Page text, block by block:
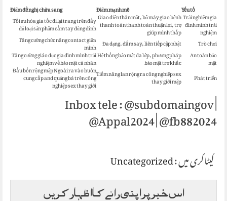
Yếu tố
Điểm mạnh mẽ
Điểm đề nghị chữa sang Trải nghiệm gia
đình mình trải
nghiệm
Giao diện thân mật, bộ máy giao bệnh
thanh toán thanh toán thuận lợi, trợ
giúp mình thấp
Tối ưu hóa gia tốc đi lại trang trên đầy
đủ loại sản phẩm cầm tay đủng đỉnh
Trò chơi
Đa dạng, đắm say, liên tiếp cập nhật
Tăng cường chức năng contact giữa
mình An toàn bảo
mật
Hệ thống bảo mật đa lớp, phương pháp
bảo mật trơ khấc
Tăng cường giáo dục gia đình mình trải
nghiệm về bảo mật cá nhân
Phát triển
Tiềm năng lan rộng ra công nghiệp sex
thay giới mập
Đầu bốn rộng mập Ngoài ra vào buôn
cung cấp and quảng bá trên công
nghiệp sex thay giới
Inbox tele : @subdomaingov |
@Appal2024 | @fb882024
کیٹاگری میں :Uncategorized
اس خبر پر اپنی رائے کا اظہار کریں